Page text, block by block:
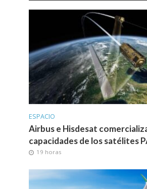
ESPACIO
Airbus e Hisdesat
capacidades de los satélites
19 horas